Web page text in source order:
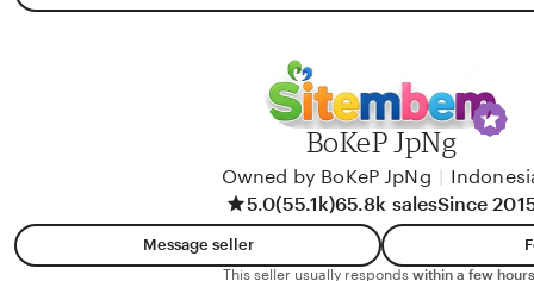
BoKeP JpNg
Owned by BoKeP JpNg
5.0(55.1k)65.8k salesSince
Message seller
This seller usually responds within a few